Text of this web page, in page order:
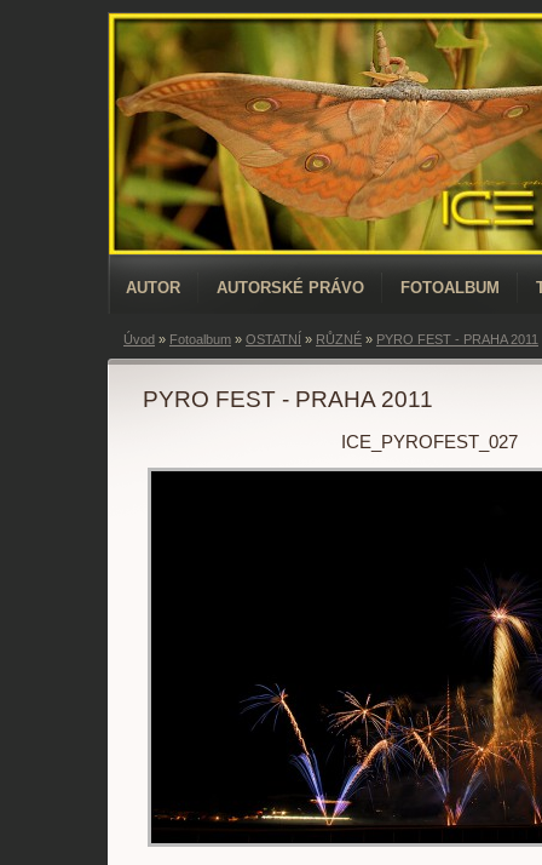
AUTOR AUTORSKÉ PRÁVO FOTOALBUM
Úvod » Fotoalbum » OSTATNÍ » RŮZNÉ » PYRO FEST - PRAHA 2011
PYRO FEST - PRAHA 2011
ICE_PYROFEST_027